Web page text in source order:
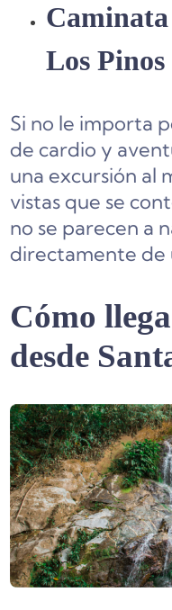
Los Pinos
Si no le importa
de cardio y
una excursión al
vistas que se
no se parecen a
directamente de
Cómo
desde